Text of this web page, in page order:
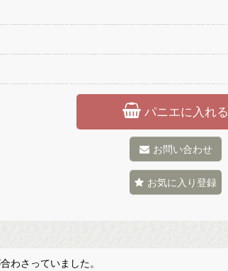
パニエに入れる
お問い合わせ
お気に入り登録
わさっていました。